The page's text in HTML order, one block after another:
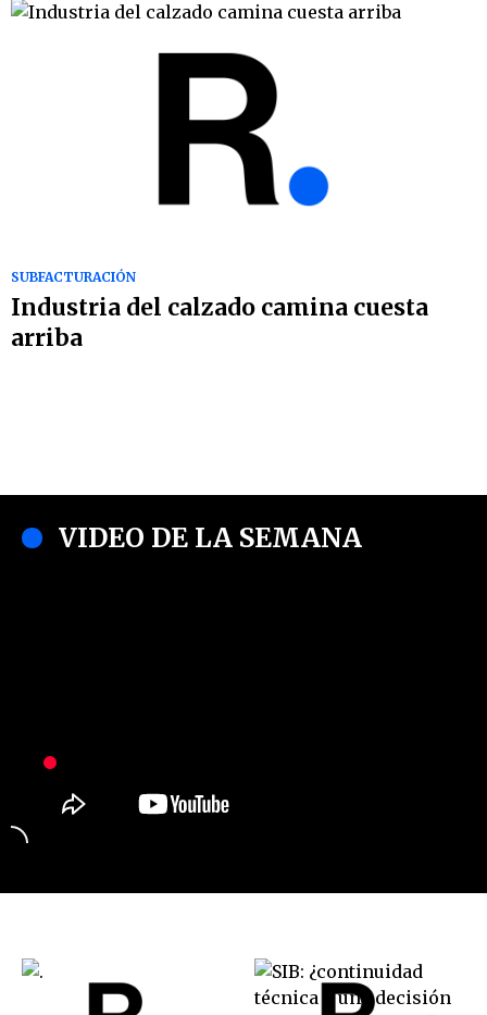
SUBFACTURACIÓN
Industria del calzado camina cuesta
arriba
VIDEO DE LA SEMANA